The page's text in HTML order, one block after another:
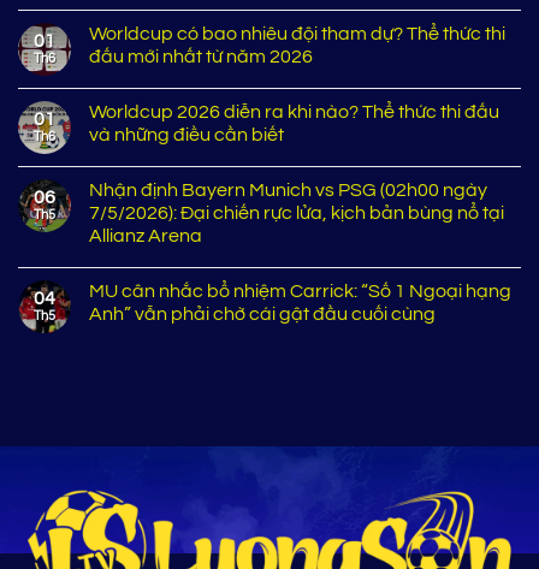
01
Th6
Worldcup có bao nhiêu đội tham dự? Thể thức thi
đấu mới nhất từ năm 2026
01
Th6
Worldcup 2026 diễn ra khi nào? Thể thức thi đấu
và những điều cần biết
06
Th5
Nhận định Bayern Munich vs PSG (02h00 ngày
7/5/2026): Đại chiến rực lửa, kịch bản bùng nổ tại
Allianz Arena
04
Th5
MU cân nhắc bổ nhiệm Carrick: “Số 1 Ngoại hạng
Anh” vẫn phải chờ cái gật đầu cuối cùng